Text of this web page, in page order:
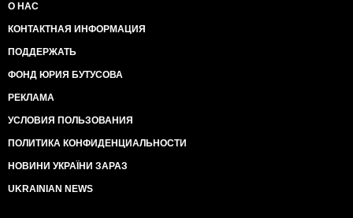
О НАС
КОНТАКТНАЯ ИНФОРМАЦИЯ
ПОДДЕРЖАТЬ
ФОНД ЮРИЯ БУТУСОВА
РЕКЛАМА
УСЛОВИЯ ПОЛЬЗОВАНИЯ
ПОЛИТИКА КОНФИДЕНЦИАЛЬНОСТИ
НОВИНИ УКРАЇНИ ЗАРАЗ
UKRAINIAN NEWS